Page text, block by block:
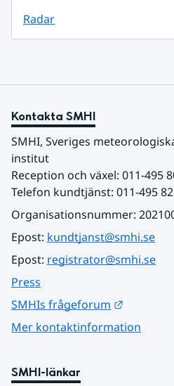
Radar
Kontakta SMHI
SMHI, Sveriges
institut
Reception och växel: 011-495
Telefon kundtjänst: 011-495
Organisationsnummer:
Epost: kundtjanst@smhi.se
Epost: registrator@smhi.se
Press
SMHIs frågeforum
Mer kontaktinformation
SMHI-länkar